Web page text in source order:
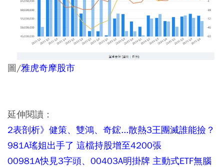
圖/雅虎奇摩股市
延伸閱讀：
2表剖析》健策、雙鴻、奇鋐...散熱3王團滅誰能撿？
981A瑤姐出手了 這檔持股增至4200張
00981A快見3字頭、00403A明掛牌 主動式ETF無腦